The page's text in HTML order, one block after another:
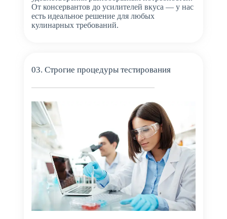
От консервантов до усилителей вкуса — у нас
есть идеальное решение для любых
кулинарных требований.
03. Строгие процедуры тестирования